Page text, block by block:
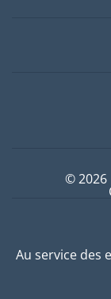
Au service des
© 2026